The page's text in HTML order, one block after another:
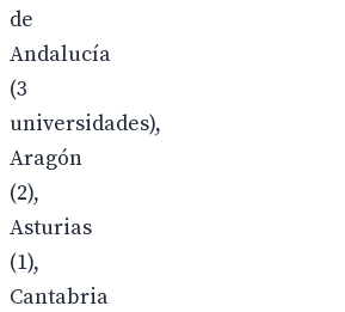
de
Andalucía
(3
universidades),
Aragón
(2),
Asturias
(1),
Cantabria